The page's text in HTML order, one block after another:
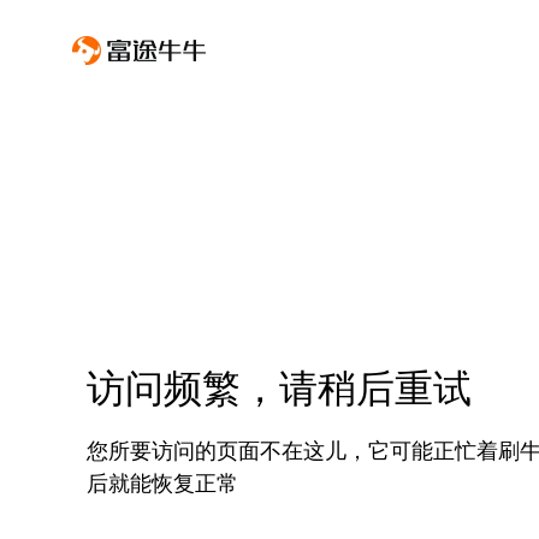
访问频繁，请稍后重试
您所要访问的页面不在这儿，它可能正忙着刷
后就能恢复正常